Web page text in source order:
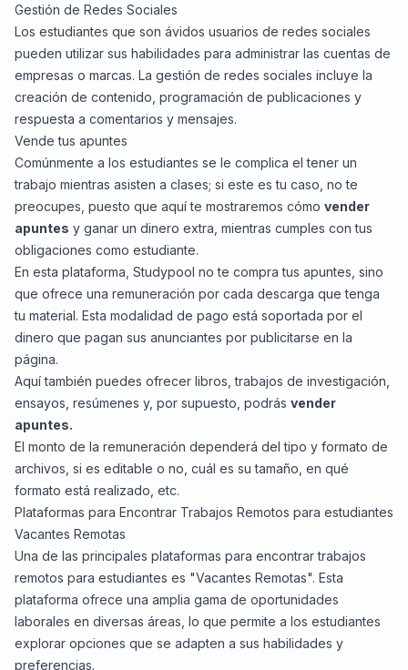
Gestión de Redes Sociales
Los estudiantes que son ávidos usuarios de redes sociales
pueden utilizar sus habilidades para administrar las cuentas de
empresas o marcas. La gestión de redes sociales incluye la
creación de contenido, programación de publicaciones y
respuesta a comentarios y mensajes.
Vende tus apuntes
Comúnmente a los estudiantes se le complica el tener un
trabajo mientras asisten a clases; si este es tu caso, no te
preocupes, puesto que aquí te mostraremos cómo vender
apuntes y ganar un dinero extra, mientras cumples con tus
obligaciones como estudiante.
En esta plataforma, Studypool no te compra tus apuntes, sino
que ofrece una remuneración por cada descarga que tenga
tu material. Esta modalidad de pago está soportada por el
dinero que pagan sus anunciantes por publicitarse en la
página.
Aquí también puedes ofrecer libros, trabajos de investigación,
ensayos, resúmenes y, por supuesto, podrás vender
apuntes.
El monto de la remuneración dependerá del tipo y formato de
archivos, si es editable o no, cuál es su tamaño, en qué
formato está realizado, etc.
Plataformas para Encontrar Trabajos Remotos para estudiantes
Vacantes Remotas
Una de las principales plataformas para encontrar trabajos
remotos para estudiantes es "Vacantes Remotas". Esta
plataforma ofrece una amplia gama de oportunidades
laborales en diversas áreas, lo que permite a los estudiantes
explorar opciones que se adapten a sus habilidades y
preferencias.